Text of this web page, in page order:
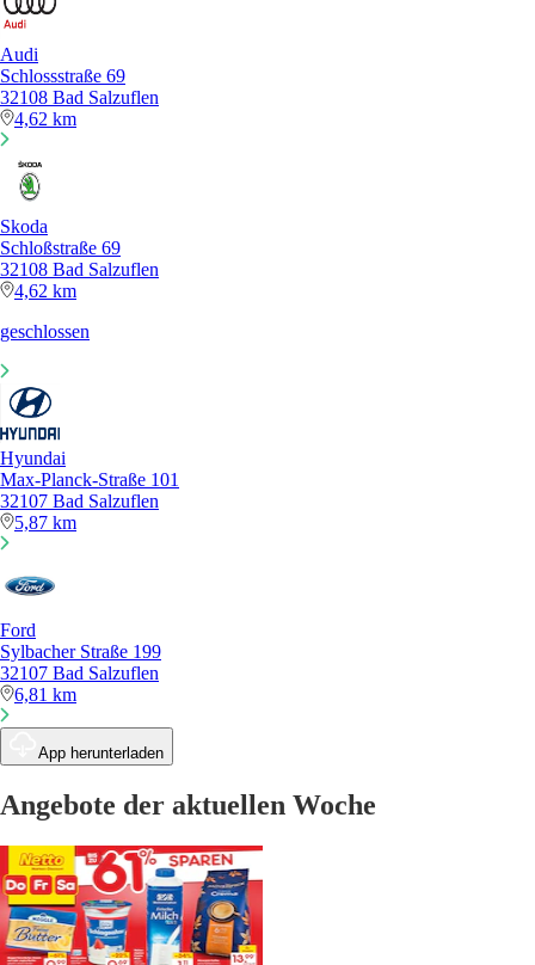
Audi
Schlossstraße 69
32108 Bad Salzuflen
4,62 km
Skoda
Schloßstraße 69
32108 Bad Salzuflen
4,62 km
geschlossen
Hyundai
Max-Planck-Straße 101
32107 Bad Salzuflen
5,87 km
Ford
Sylbacher Straße 199
32107 Bad Salzuflen
6,81 km
App herunterladen
Angebote der aktuellen Woche